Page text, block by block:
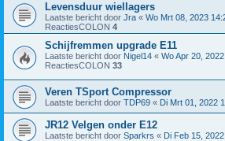
Levensduur wiellagers
Laatste bericht door Jra « Wo Mrt 08, 2023
ReactiesCOLON 4
Schijfremmen upgrade E11
Laatste bericht door Nigel14 « Wo Apr 20,
ReactiesCOLON 33
Veren TSport Compressor
Laatste bericht door TDP69 « Di Mrt 01, 2022
JR12 Velgen onder E12
Laatste bericht door Sparkrs « Di Feb 15,